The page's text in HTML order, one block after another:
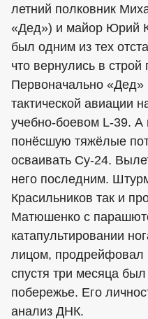
летний полковник
«Дед») и майор Юрий
был одним из тех
что вернулись в
Первоначально «Дед»
тактической авиации
учебно-боевом L-39.
понёсшую тяжёлые
осваивать Су-24.
него последним.
Красильников так и
Матюшенко с
катапультировании
лицом, продрейфовал
спустя три месяца
побережье. Его
анализ ДНК.